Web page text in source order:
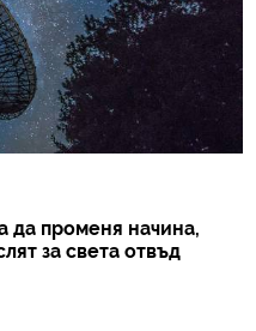
да променя начина,
за света отвъд